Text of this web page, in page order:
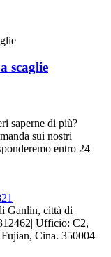
scaglie
saperne di più?
sui nostri
entro 24
Ganlin, città di
Ufficio: C2,
Cina. 350004